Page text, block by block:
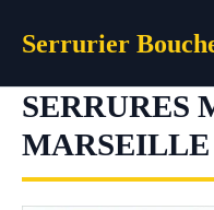
Serrurier
SERRURES
MARSEILLE